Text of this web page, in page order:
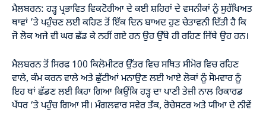
ਮੈਲਬਰਨ: ਹੜ੍ਹ ਪ੍ਰਭਾਵਿਤ ਵਿਕਟੋਰੀਆ ਦੇ ਕਈ ਸ਼ਹਿਰਾਂ ਦੇ ਵਸਨੀਕਾਂ ਨੂੰ ਸੁਰੱਖਿਅਤ
ਥਾਵਾਂ ’ਤੇ ਪਹੁੰਚਣ ਲਈ ਕਹਿਣ ਤੋਂ ਇੱਕ ਦਿਨ ਬਾਅਦ ਹੁਣ ਚੇਤਾਵਨੀ ਦਿੱਤੀ ਹੈ ਕਿ
ਜੋ ਲੋਕ ਅਜੇ ਵੀ ਘਰ ਛੱਡ ਕੇ ਨਹੀਂ ਗਏ ਹਨ ਉਹ ਉੱਥੇ ਹੀ ਰਹਿਣ ਜਿੱਥੇ ਉਹ ਹਨ।
ਮੈਲਬਰਨ ਤੋਂ ਸਿਰਫ 100 ਕਿਲੋਮੀਟਰ ਉੱਤਰ ਵਿਚ ਸਥਿਤ ਸੀਮੋਰ ਵਿਚ ਰਹਿਣ
ਵਾਲੇ, ਕੰਮ ਕਰਨ ਵਾਲੇ ਅਤੇ ਛੁੱਟੀਆਂ ਮਨਾਉਣ ਲਈ ਆਏ ਲੋਕਾਂ ਨੂੰ ਸੋਮਵਾਰ ਨੂੰ
ਇਹ ਥਾਂ ਛੱਡਣ ਲਈ ਕਿਹਾ ਗਿਆ ਕਿਉਂਕਿ ਹੜ੍ਹ ਦਾ ਪਾਣੀ ਤੇਜ਼ੀ ਨਾਲ ਰਿਕਾਰਡ
ਪੱਧਰ ‘ਤੇ ਪਹੁੰਚ ਗਿਆ ਸੀ। ਮੰਗਲਵਾਰ ਸਵੇਰ ਤੱਕ, ਰੋਚੇਸਟਰ ਅਤੇ ਯੀਆ ਦੇ ਨੀਵੇਂ